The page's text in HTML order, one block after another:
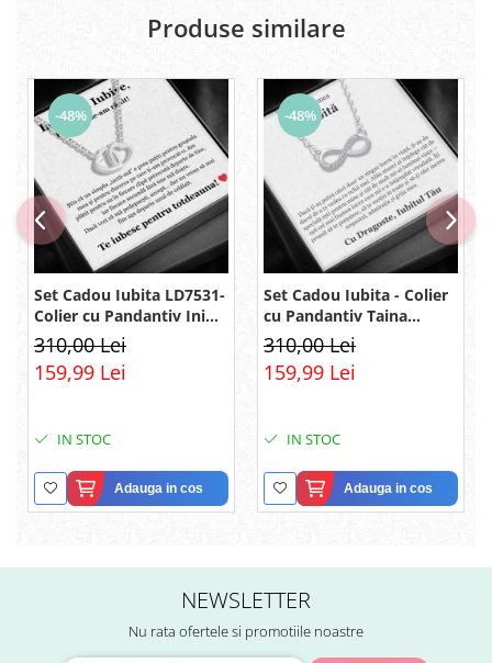
Produse similare
-48%
Set Cadou Iubita LD7531-
Colier cu Pandantiv Inimi
Pereche din Argint 925
placat cu rodiu, Cutie
Elegantă și Felicitare
310,00 Lei
159,99 Lei
IN STOC
Adauga in cos
-48%
Set Cadou Iubita - Colier
cu Pandantiv Taina
Infinitului din Argint 925
placat cu rodiu, Cutie
Elegantă și Mesaj
310,00 Lei
159,99 Lei
IN STOC
Adauga in cos
NEWSLETTER
Nu rata ofertele si promotiile noastre